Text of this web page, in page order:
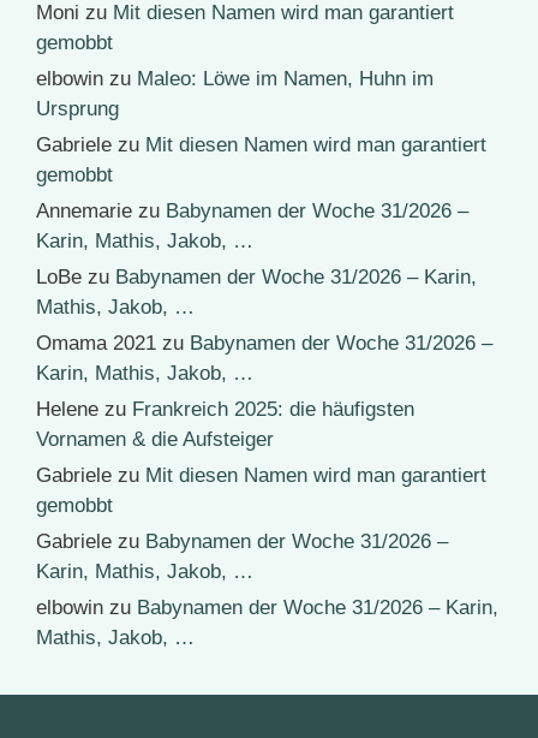
Moni zu Mit diesen Namen wird man garantiert
gemobbt
elbowin zu Maleo: Löwe im Namen, Huhn im
Ursprung
Gabriele zu Mit diesen Namen wird man garantiert
gemobbt
Annemarie zu Babynamen der Woche 31/2026 –
Karin, Mathis, Jakob, …
LoBe zu Babynamen der Woche 31/2026 – Karin,
Mathis, Jakob, …
Omama 2021 zu Babynamen der Woche 31/2026 –
Karin, Mathis, Jakob, …
Helene zu Frankreich 2025: die häufigsten
Vornamen & die Aufsteiger
Gabriele zu Mit diesen Namen wird man garantiert
gemobbt
Gabriele zu Babynamen der Woche 31/2026 –
Karin, Mathis, Jakob, …
elbowin zu Babynamen der Woche 31/2026 – Karin,
Mathis, Jakob, …